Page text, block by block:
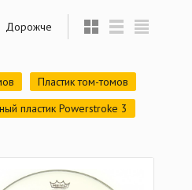
Пластик том-томов
пластик Powerstroke 3
Дорожче